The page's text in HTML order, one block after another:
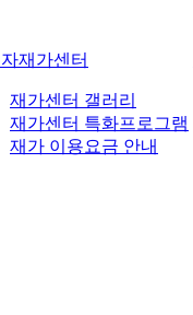
재가센터
재가센터 갤러리
재가센터 특화프로그램
재가 이용요금 안내